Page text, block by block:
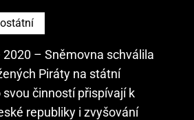
2020 – Sněmovna schválila
Piráty na státní
činností přispívají k
republiky i zvyšování